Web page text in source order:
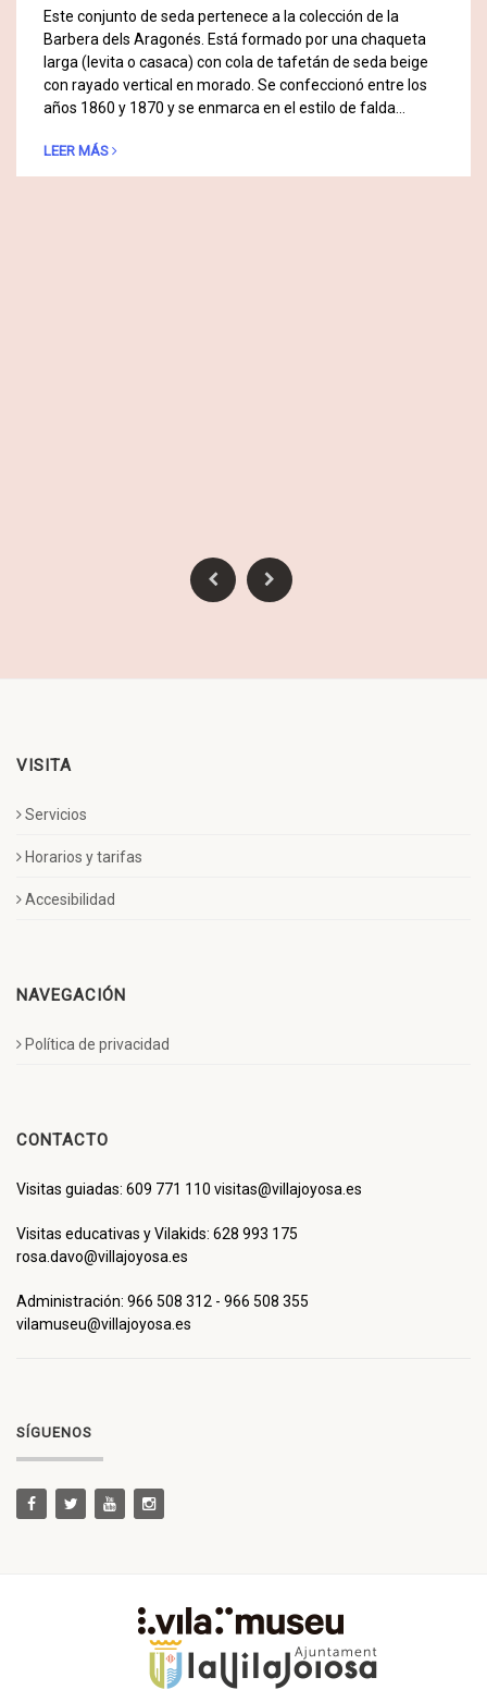
Este conjunto de seda pertenece a la colección de la
Barbera dels Aragonés. Está formado por una chaqueta
larga (levita o casaca) con cola de tafetán de seda beige
con rayado vertical en morado. Se confeccionó entre los
años 1860 y 1870 y se enmarca en el estilo de falda…
LEER MÁS
VISITA
Servicios
Horarios y tarifas
Accesibilidad
NAVEGACIÓN
Política de privacidad
CONTACTO
Visitas guiadas: 609 771 110 visitas@villajoyosa.es
Visitas educativas y Vilakids: 628 993 175
rosa.davo@villajoyosa.es
Administración: 966 508 312 - 966 508 355
vilamuseu@villajoyosa.es
SÍGUENOS